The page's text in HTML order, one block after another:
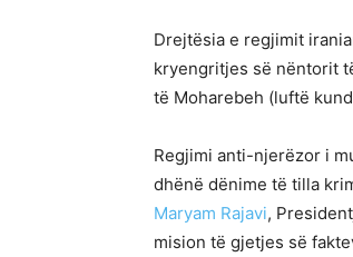
Drejtësia e regjimit
kryengritjes së nëntorit
të Moharebeh (luftë
Regjimi anti-njerëzor i
dhënë dënime të tilla
Maryam Rajavi,
mision të gjetjes së